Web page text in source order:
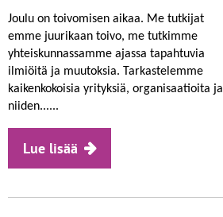
Joulu on toivomisen aikaa. Me tutkijat
emme juurikaan toivo, me tutkimme
yhteiskunnassamme ajassa tapahtuvia
ilmiöitä ja muutoksia. Tarkastelemme
kaikenkokoisia yrityksiä, organisaatioita ja
niiden......
Lue lisää